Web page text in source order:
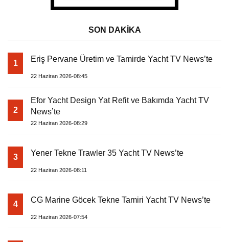
SON DAKİKA
1 Eriş Pervane Üretim ve Tamirde Yacht TV News’te
22 Haziran 2026-08:45
2
Efor Yacht Design Yat Refit ve Bakımda Yacht TV
News’te
22 Haziran 2026-08:29
3 Yener Tekne Trawler 35 Yacht TV News’te
22 Haziran 2026-08:11
4 CG Marine Göcek Tekne Tamiri Yacht TV News’te
22 Haziran 2026-07:54